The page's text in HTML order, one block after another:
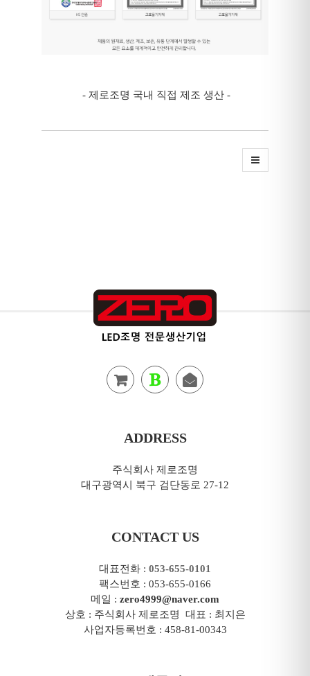
- 제로조명 국내 직접 제조 생산 -
ADDRESS
주식회사 제로조명
대구광역시 북구 검단동로 27-12
CONTACT US
대표전화 : 053-655-0101
팩스번호 : 053-655-0166
메일 : zero4999@naver.com
상호 : 주식회사 제로조명 대표 : 최지은
사업자등록번호 : 458-81-00343